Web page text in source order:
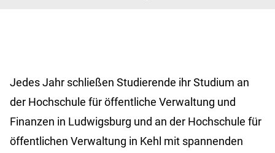
Jedes Jahr schließen Studierende ihr Studium an
der Hochschule für öffentliche Verwaltung und
Finanzen in Ludwigsburg und an der Hochschule für
öffentlichen Verwaltung in Kehl mit spannenden